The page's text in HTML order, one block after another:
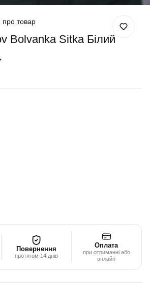
про товар
Bolvanka Sitka Білий
Повернення
протягом 14 днів
Оплата
при отриманні або
онлайн